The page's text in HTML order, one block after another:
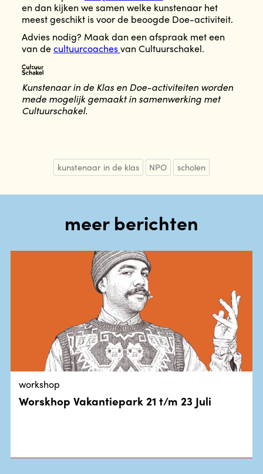
en dan kijken we samen welke kunstenaar het
meest geschikt is voor de beoogde Doe-activiteit.
Advies nodig? Maak dan een afspraak met een
van decultuurcoachesvan Cultuurschakel.
Kunstenaar in de Klas en Doe-activiteiten worden
mede mogelijk gemaakt in samenwerking met
Cultuurschakel.
kunstenaar in de klas NPO scholen
meer berichten
workshop
Worskhop Vakantiepark 21 t/m 23 Juli